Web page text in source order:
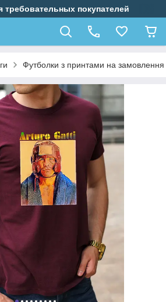
покупателей
Футболки з принтами на замовлення